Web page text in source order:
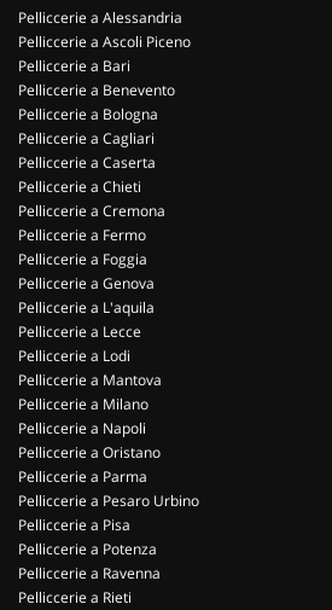
Pelliccerie a Alessandria
Pelliccerie a Ascoli Piceno
Pelliccerie a Bari
Pelliccerie a Benevento
Pelliccerie a Bologna
Pelliccerie a Cagliari
Pelliccerie a Caserta
Pelliccerie a Chieti
Pelliccerie a Cremona
Pelliccerie a Fermo
Pelliccerie a Foggia
Pelliccerie a Genova
Pelliccerie a L'aquila
Pelliccerie a Lecce
Pelliccerie a Lodi
Pelliccerie a Mantova
Pelliccerie a Milano
Pelliccerie a Napoli
Pelliccerie a Oristano
Pelliccerie a Parma
Pelliccerie a Pesaro Urbino
Pelliccerie a Pisa
Pelliccerie a Potenza
Pelliccerie a Ravenna
Pelliccerie a Rieti